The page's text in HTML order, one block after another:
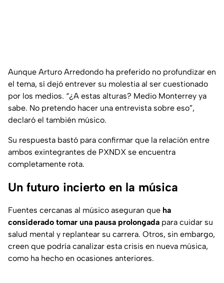
Aunque Arturo Arredondo ha preferido no profundizar en
el tema, sí dejó entrever su molestia al ser cuestionado
por los medios. “¿A estas alturas? Medio Monterrey ya
sabe. No pretendo hacer una entrevista sobre eso”,
declaró el también músico.
Su respuesta bastó para confirmar que la relación entre
ambos exintegrantes de PXNDX se encuentra
completamente rota.
Un futuro incierto en la música
Fuentes cercanas al músico aseguran que ha
considerado tomar una pausa prolongada para cuidar su
salud mental y replantear su carrera. Otros, sin embargo,
creen que podría canalizar esta crisis en nueva música,
como ha hecho en ocasiones anteriores.